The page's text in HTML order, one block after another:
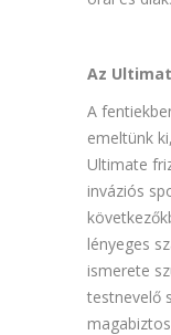
Az
A
emeltünk
Ultimate
inváziós
lényeges
ismerete
testnevelő